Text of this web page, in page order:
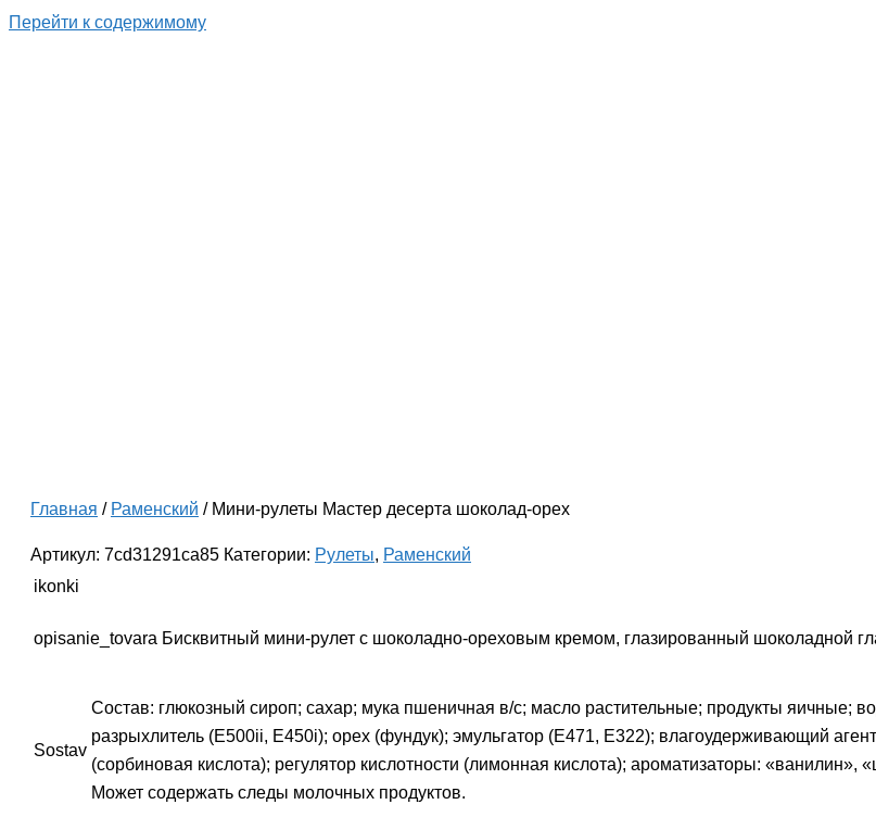
Перейти к содержимому
Главная / Раменский / Мини-рулеты Мастер десерта шоколад-орех
Артикул: 7cd31291ca85 Категории: Рулеты, Раменский
ikonki
opisanie_tovara Бисквитный мини-рулет с шоколадно-ореховым кремом, глазированный шоколадной
Sostav
Состав: глюкозный сироп; сахар; мука пшеничная в/с; масло растительные; продукты яичные;
разрыхлитель (Е500ii, Е450i); орех (фундук); эмульгатор (Е471, Е322); влагоудерживающий
(сорбиновая кислота); регулятор кислотности (лимонная кислота); ароматизаторы: «ванилин»,
Может содержать следы молочных продуктов.